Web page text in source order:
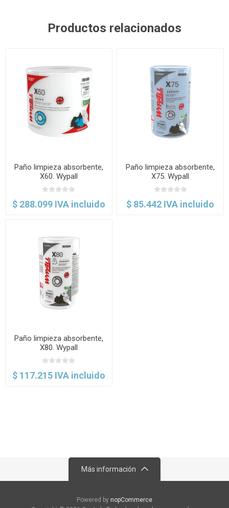
Productos relacionados
Paño limpieza absorbente,
X60. Wypall
$ 288.099 IVA incluido
Paño limpieza absorbente,
X75. Wypall
$ 85.442 IVA incluido
Paño limpieza absorbente,
X80. Wypall
$ 117.215 IVA incluido
Más información
Powered by nopCommerce